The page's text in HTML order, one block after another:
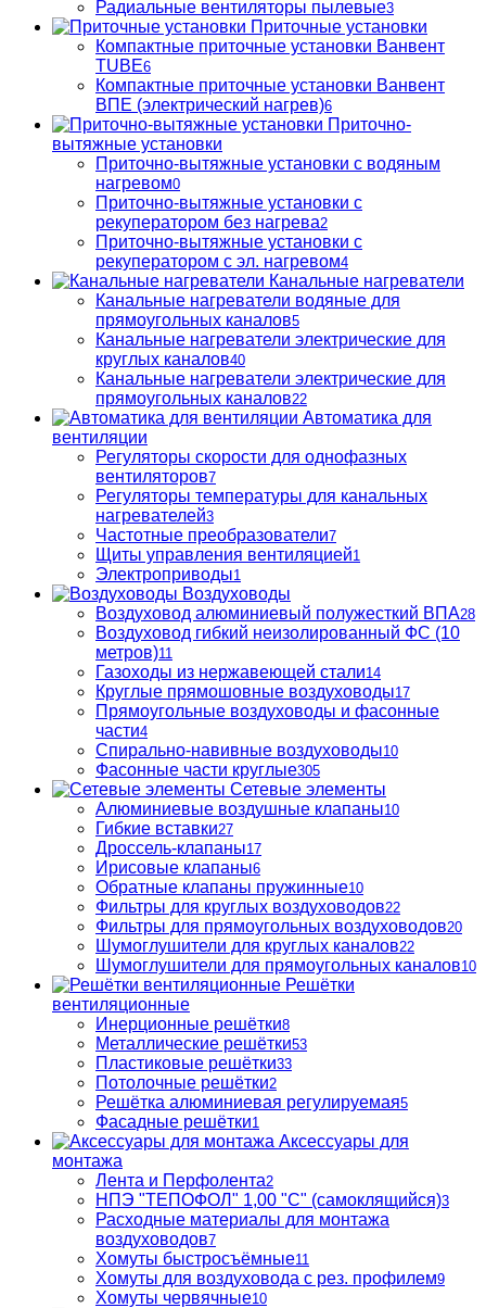
Радиальные вентиляторы пылевые3
Приточные установки
Компактные приточные установки Ванвент
TUBE6
Компактные приточные установки Ванвент
ВПЕ (электрический нагрев)6
Приточно-
вытяжные установки
Приточно-вытяжные установки с водяным
нагревом0
Приточно-вытяжные установки с
рекуператором без нагрева2
Приточно-вытяжные установки с
рекуператором с эл. нагревом4
Канальные нагреватели
Канальные нагреватели водяные для
прямоугольных каналов5
Канальные нагреватели электрические для
круглых каналов40
Канальные нагреватели электрические для
прямоугольных каналов22
Автоматика для
вентиляции
Регуляторы скорости для однофазных
вентиляторов7
Регуляторы температуры для канальных
нагревателей3
Частотные преобразователи7
Щиты управления вентиляцией1
Электроприводы1
Воздуховоды
Воздуховод алюминиевый полужесткий ВПА28
Воздуховод гибкий неизолированный ФС (10
метров)11
Газоходы из нержавеющей стали14
Круглые прямошовные воздуховоды17
Прямоугольные воздуховоды и фасонные
части4
Спирально-навивные воздуховоды10
Фасонные части круглые305
Сетевые элементы
Алюминиевые воздушные клапаны10
Гибкие вставки27
Дроссель-клапаны17
Ирисовые клапаны6
Обратные клапаны пружинные10
Фильтры для круглых воздуховодов22
Фильтры для прямоугольных воздуховодов20
Шумоглушители для круглых каналов22
Шумоглушители для прямоугольных каналов10
Решётки
вентиляционные
Инерционные решётки8
Металлические решётки53
Пластиковые решётки33
Потолочные решётки2
Решётка алюминиевая регулируемая5
Фасадные решётки1
Аксессуары для
монтажа
Лента и Перфолента2
НПЭ "ТЕПОФОЛ" 1,00 "С" (самоклящийся)3
Расходные материалы для монтажа
воздуховодов7
Хомуты быстросъёмные11
Хомуты для воздуховода с рез. профилем9
Хомуты червячные10